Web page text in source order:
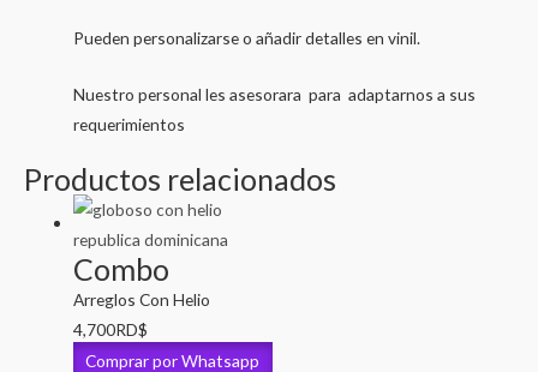
Pueden personalizarse o añadir detalles en vinil.
Nuestro personal les asesorara para adaptarnos a sus
requerimientos
Productos relacionados
Combo
Arreglos Con Helio
4,700RD$
Comprar por Whatsapp